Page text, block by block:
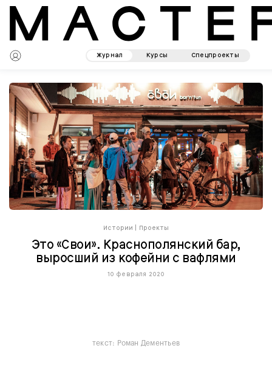
Журнал Курсы Спецпроекты
Истории Проекты
Это «Свои». Краснополянский бар,
выросший из кофейни с вафлями
10 февраля 2020
текст: Роман Дементьев